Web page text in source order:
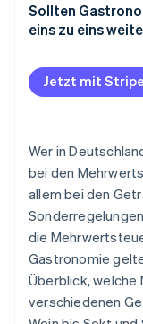
Sollten
eins zu eins
Jetzt mit
Wer in
bei den
allem bei den
die
Gastronomie
Überblick,
verschiedenen